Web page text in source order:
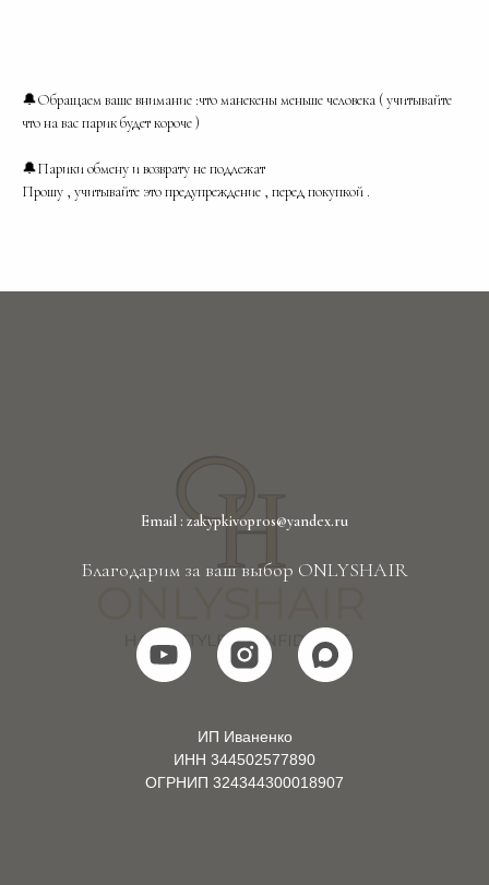
🔔Обращаем ваше внимание :что манекены меньше человека ( учитывайте
что на вас парик будет короче )
🔔Парики обмену и возврату не подлежат
Прошу , учитывайте это предупреждение , перед покупкой .
Email : zakypkivopros@yandex.ru
Благодарим за ваш выбор ONLYSHAIR
ИП Иваненко
ИНН 344502577890
ОГРНИП 324344300018907